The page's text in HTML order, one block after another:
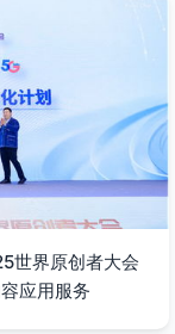
世界原创者大会
应用服务